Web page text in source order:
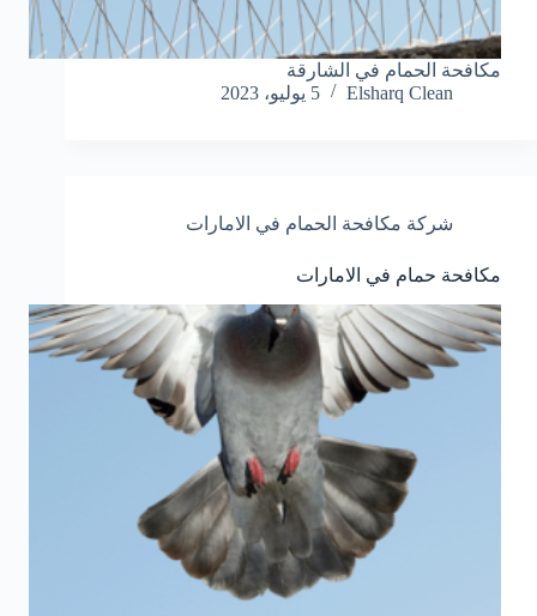
مكافحة الحمام في الشارقة
Elsharq Clean
5 يوليو، 2023
شركة مكافحة الحمام في الامارات
مكافحة حمام في الامارات